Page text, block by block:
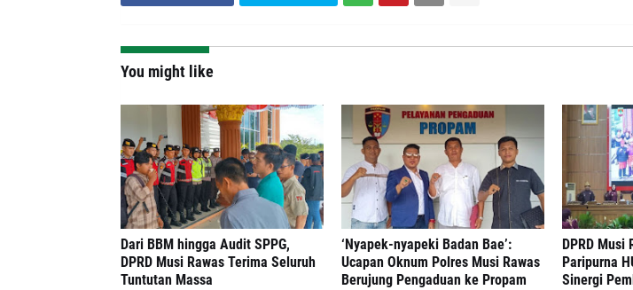
You might like
Dari BBM hingga Audit SPPG,
DPRD Musi Rawas Terima Seluruh
Tuntutan Massa
‘Nyapek-nyapeki Badan Bae’:
Ucapan Oknum Polres Musi Rawas
Berujung Pengaduan ke Propam
DPRD Musi
Paripurna
Sinergi